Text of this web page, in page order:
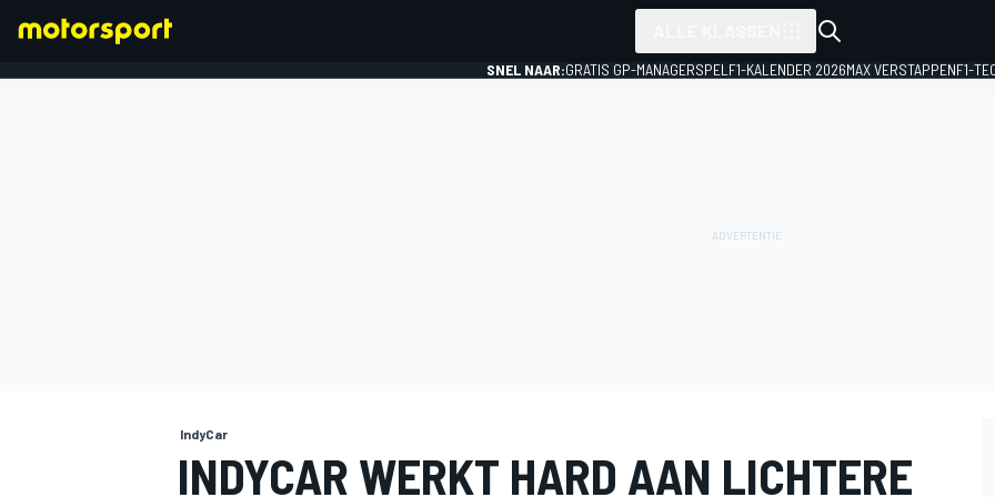
SNEL NAAR:GRATIS GP-MANAGERSPEL F1-KALENDER 2026MAX VERSTAPPENF1-
IndyCar
INDYCAR WERKT HARD AAN LICHTERE